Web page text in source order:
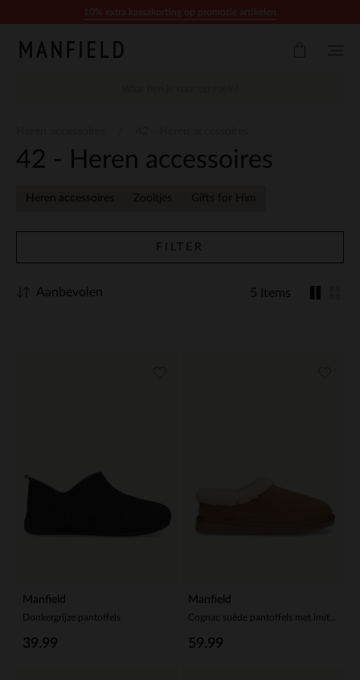
42 - Heren accessoires
Heren accessoires Zooltjes Gifts for Him
FILTER
5 Items
Aanbevolen
Manfield
Donkergrijze pantoffels
39.99
Manfield
59.99